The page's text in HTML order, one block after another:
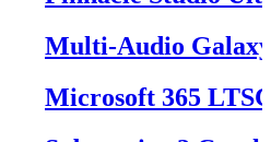
Multi-Audio
Microsoft 365